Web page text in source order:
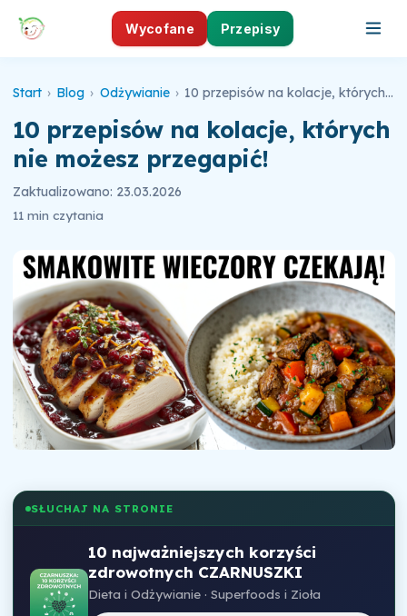
Wycofane Przepisy
Start › Blog › Odżywianie › 10 przepisów na kolacje, których nie możesz przegapić!
10 przepisów na kolacje, których
nie możesz przegapić!
Zaktualizowano: 23.03.2026
11 min czytania
SŁUCHAJ NA STRONIE
10 najważniejszych korzyści
zdrowotnych CZARNUSZKI
Dieta i Odżywianie · Superfoods i Zioła